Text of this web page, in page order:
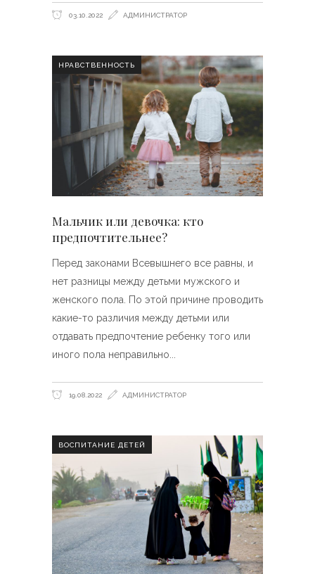
03.10.2022 АДМИНИСТРАТОР
НРАВСТВЕННОСТЬ
Мальчик или девочка: кто
предпочтительнее?
Перед законами Всевышнего все равны, и
нет разницы между детьми мужского и
женского пола. По этой причине проводить
какие-то различия между детьми или
отдавать предпочтение ребенку того или
иного пола неправильно
19.08.2022 АДМИНИСТРАТОР
ВОСПИТАНИЕ ДЕТЕЙ